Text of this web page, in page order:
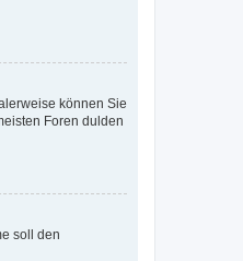
können Sie
Foren dulden
soll den